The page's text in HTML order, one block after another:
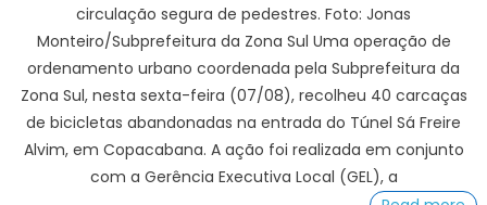
circulação segura de pedestres. Foto: Jonas
Monteiro/Subprefeitura da Zona Sul Uma operação de
ordenamento urbano coordenada pela Subprefeitura da
Zona Sul, nesta sexta-feira (07/08), recolheu 40 carcaças
de bicicletas abandonadas na entrada do Túnel Sá Freire
Alvim, em Copacabana. A ação foi realizada em conjunto
com a Gerência Executiva Local (GEL), a